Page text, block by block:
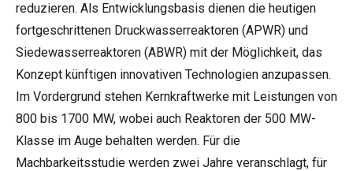
reduzieren. Als Entwicklungsbasis dienen die heutigen
fortgeschrittenen Druckwasserreaktoren (APWR) und
Siedewasserreaktoren (ABWR) mit der Möglichkeit, das
Konzept künftigen innovativen Technologien anzupassen.
Im Vordergrund stehen Kernkraftwerke mit Leistungen von
800 bis 1700 MW, wobei auch Reaktoren der 500 MW-
Klasse im Auge behalten werden. Für die
Machbarkeitsstudie werden zwei Jahre veranschlagt, für